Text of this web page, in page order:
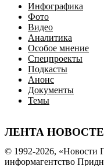
Инфографика
Фото
Видео
Аналитика
Особое мнение
Спецпроекты
Подкасты
Анонс
Документы
Темы
ЛЕНТА
© 1992-2026, «Новости
информагентство